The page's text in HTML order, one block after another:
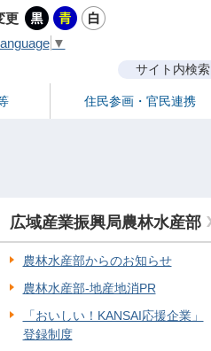
更
▼
サイト内検索
住民参画・官民連携
広域産業振興局農林水産部
農林水産部からのお知らせ
農林水産部-地産地消PR
「おいしい！KANSAI応援企業」
登録制度